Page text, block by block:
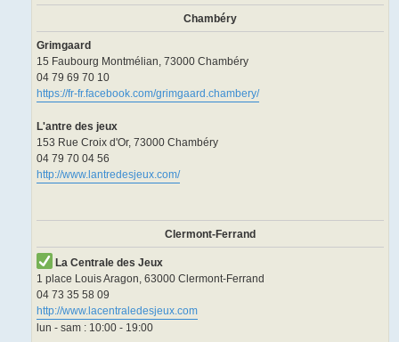
Chambéry
Grimgaard
15 Faubourg Montmélian, 73000 Chambéry
04 79 69 70 10
https://fr-fr.facebook.com/grimgaard.chambery/
L'antre des jeux
153 Rue Croix d'Or, 73000 Chambéry
04 79 70 04 56
http://www.lantredesjeux.com/
Clermont-Ferrand
La Centrale des Jeux
1 place Louis Aragon, 63000 Clermont-Ferrand
04 73 35 58 09
http://www.lacentraledesjeux.com
lun - sam : 10:00 - 19:00